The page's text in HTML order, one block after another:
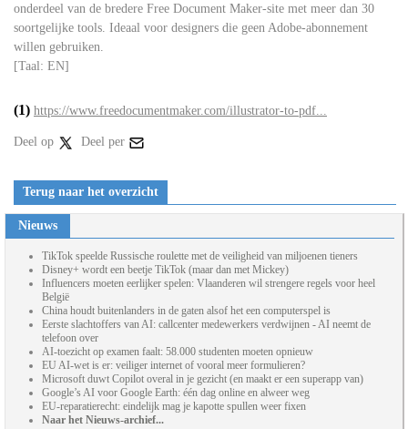
onderdeel van de bredere Free Document Maker-site met meer dan 30
soortgelijke tools. Ideaal voor designers die geen Adobe-abonnement
willen gebruiken.
[Taal: EN]
(1) https://www.freedocumentmaker.com/illustrator-to-pdf...
Deel op Deel per
Terug naar het overzicht
Nieuws
TikTok speelde Russische roulette met de veiligheid van miljoenen tieners
Disney+ wordt een beetje TikTok (maar dan met Mickey)
Influencers moeten eerlijker spelen: Vlaanderen wil strengere regels voor heel
België
China houdt buitenlanders in de gaten alsof het een computerspel is
Eerste slachtoffers van AI: callcenter medewerkers verdwijnen - AI neemt de
telefoon over
AI-toezicht op examen faalt: 58.000 studenten moeten opnieuw
EU AI-wet is er: veiliger internet of vooral meer formulieren?
Microsoft duwt Copilot overal in je gezicht (en maakt er een superapp van)
Google’s AI voor Google Earth: één dag online en alweer weg
EU-reparatierecht: eindelijk mag je kapotte spullen weer fixen
Naar het Nieuws-archief...